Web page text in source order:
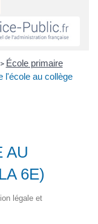
> École primaire
l'école au collège
AU
6E)
légale et